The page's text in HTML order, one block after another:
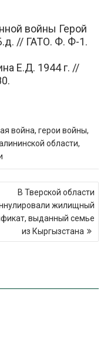
войны Герой
// ГАТО. Ф. Ф-1.
Е.Д. 1944 г. //
война,герои войны,
области,
В Тверской области
жилищный
выданный семье
из Кыргызстана